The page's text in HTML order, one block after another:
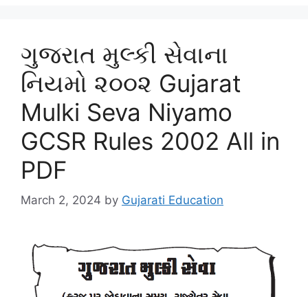
ગુજરાત મુલ્કી સેવાના
નિયમો ૨૦૦૨ Gujarat
Mulki Seva Niyamo
GCSR Rules 2002 All in
PDF
March 2, 2024 by Gujarati Education